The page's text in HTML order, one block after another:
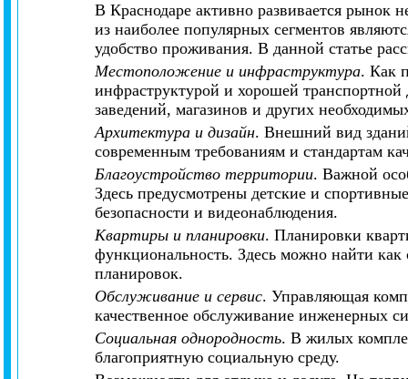
В Краснодаре активно развивается рынок
из наиболее популярных сегментов
удобство проживания. В данной статье
Местоположение и инфраструктура. Как
инфраструктурой и хорошей
заведений, магазинов и других
Архитектура и дизайн. Внешний вид
современным требованиям и стандартам
Благоустройство территории. Важной
Здесь предусмотрены детские и
безопасности и видеонаблюдения.
Квартиры и планировки. Планировки
функциональность. Здесь можно найти
планировок.
Обслуживание и сервис. Управляющая
качественное обслуживание инженерных
Социальная однородность. В жилых
благоприятную социальную среду.